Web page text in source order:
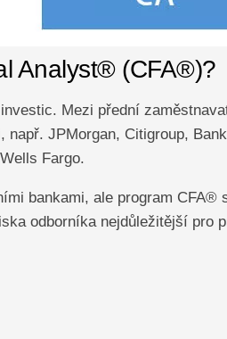
Analyst® (CFA®)?
Mezi přední
JPMorgan, Citigroup,
Fargo.
bankami, ale program CFA®
odborníka nejdůležitější pro